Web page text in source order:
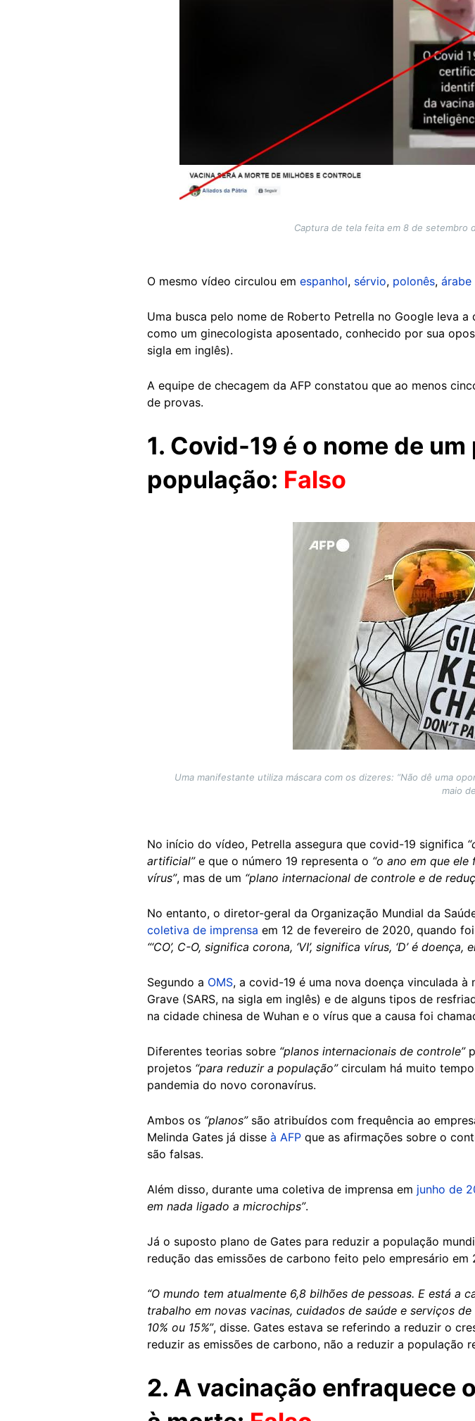
Captura de tela feita em 8 de setembro
O mesmo vídeo circulou em espanhol, sérvio, polonês, árabe
Uma busca pelo nome de Roberto Petrella no Google leva
como um ginecologista aposentado, conhecido por sua
sigla em inglês).
A equipe de checagem da AFP constatou que ao menos
de provas.
1. Covid-19 é o nome de
população: Falso
Uma manifestante utiliza máscara com os dizeres: “Não dê uma
maio
No início do vídeo, Petrella assegura que covid-19 significa
artificial” e que o número 19 representa o “o ano em que ele
vírus”, mas de um “plano internacional de controle e de
No entanto, o diretor-geral da Organização Mundial da
coletiva de imprensa em 12 de fevereiro de 2020, quando
“‘CO’, C-O, significa corona, ‘VI’, significa vírus, ‘D’ é doença,
Segundo a OMS, a covid-19 é uma nova doença vinculada
Grave (SARS, na sigla em inglês) e de alguns tipos de
na cidade chinesa de Wuhan e o vírus que a causa foi
Diferentes teorias sobre “planos internacionais de controle”
projetos “para reduzir a população”circulam há muito
pandemia do novo coronavírus.
Ambos os “planos”são atribuídos com frequência ao
Melinda Gates já disse à AFP que as afirmações sobre o
são falsas.
Além disso, durante uma coletiva de imprensa em junho de
em nada ligado a microchips”.
Já o suposto plano de Gates para reduzir a população
redução das emissões de carbono feito pelo empresário em
“O mundo tem atualmente 6,8 bilhões de pessoas. E está a
trabalho em novas vacinas, cuidados de saúde e serviços
10% ou 15%”, disse. Gates estava se referindo a reduzir o
reduzir as emissões de carbono, não a reduzir a população
2. A vacinação enfraquece